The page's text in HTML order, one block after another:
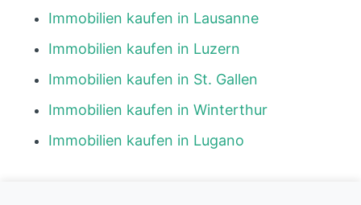
Immobilien kaufen in Lausanne
Immobilien kaufen in Luzern
Immobilien kaufen in St. Gallen
Immobilien kaufen in Winterthur
Immobilien kaufen in Lugano